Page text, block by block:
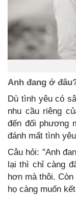
Anh đang ở
Dù tình yêu có
nhu cầu riêng
đến đối phương
đánh mất tình
Câu hỏi: "Anh
lại thì chỉ càng
hơn mà thôi.
họ càng muốn